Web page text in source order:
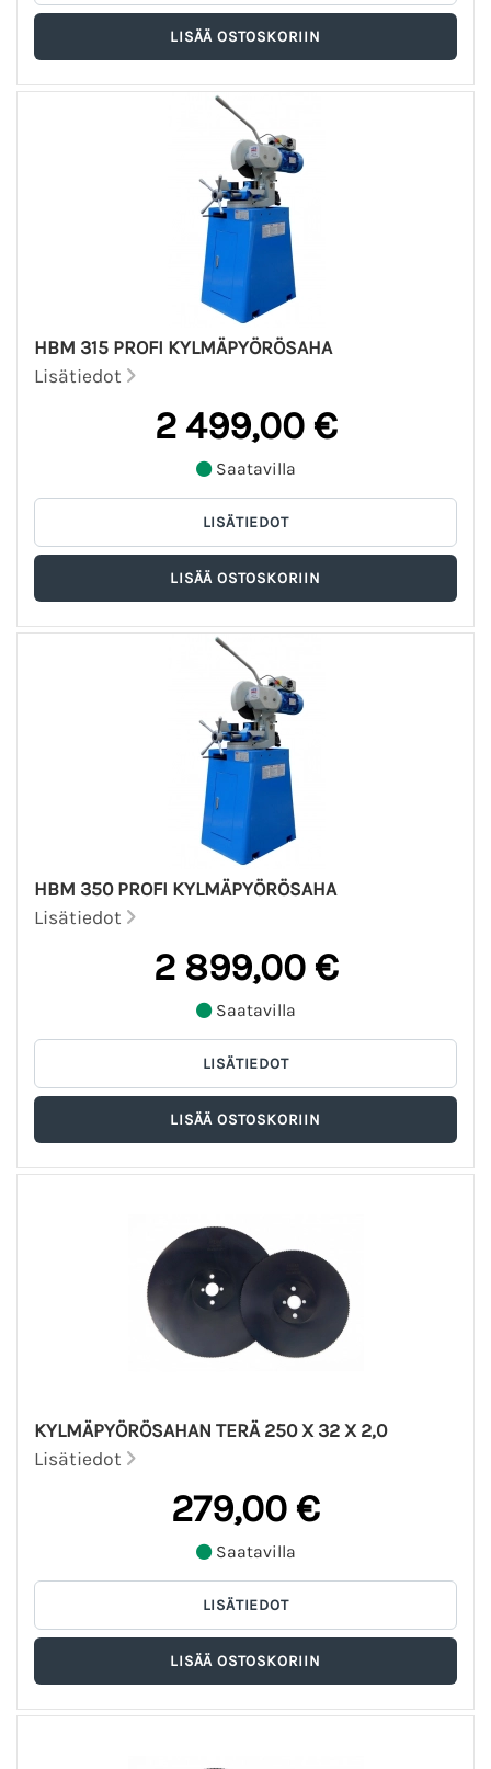
HBM 315 PROFI KYLMÄPYÖRÖSAHA
Lisätiedot
2 499,00 €
Saatavilla
HBM 350 PROFI KYLMÄPYÖRÖSAHA
Lisätiedot
2 899,00 €
Saatavilla
KYLMÄPYÖRÖSAHAN TERÄ 250 X 32 X 2,0
Lisätiedot
279,00 €
Saatavilla